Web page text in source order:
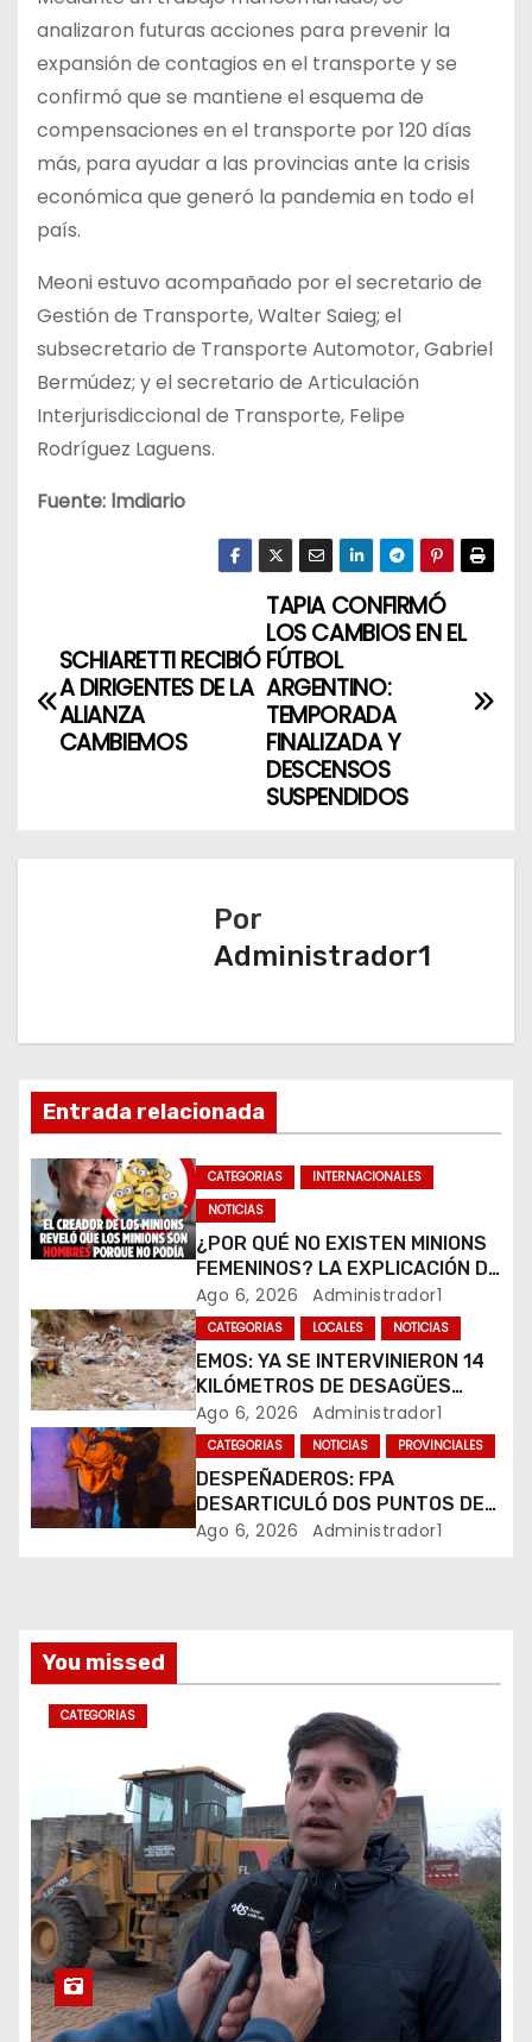
analizaron futuras acciones para prevenir la
expansión de contagios en el transporte y se
confirmó que se mantiene el esquema de
compensaciones en el transporte por 120 días
más, para ayudar a las provincias ante la crisis
económica que generó la pandemia en todo el
país.
Meoni estuvo acompañado por el secretario de
Gestión de Transporte, Walter Saieg; el
subsecretario de Transporte Automotor, Gabriel
Bermúdez; y el secretario de Articulación
Interjurisdiccional de Transporte, Felipe
Rodríguez Laguens.
Fuente: lmdiario
v
a
d
e
e
n
t
r
a
d
a
TAPIA CONFIRMÓ
LOS CAMBIOS EN EL
FÚTBOL
ARGENTINO:
TEMPORADA
FINALIZADA Y
DESCENSOS
SUSPENDIDOS
SCHIARETTI RECIBIÓ
A DIRIGENTES DE LA
ALIANZA
CAMBIEMOS
Por
Administrador1
Entrada relacionada
CATEGORIAS
INTERNACIONALES
NOTICIAS
¿POR QUÉ NO EXISTEN MINIONS
FEMENINOS? LA EXPLICACIÓN DE
SU CREADOR QUE VOLVIÓ A
VIRALIZARSE
Ago 6, 2026 Administrador1
CATEGORIAS LOCALES NOTICIAS
EMOS: YA SE INTERVINIERON 14
KILÓMETROS DE DESAGÜES
PLUVIALES
Ago 6, 2026 Administrador1
CATEGORIAS NOTICIAS PROVINCIALES
DESPEÑADEROS: FPA
DESARTICULÓ DOS PUNTOS DE
VENTA DE DROGAS. TRES
Ago 6, 2026 Administrador1
You missed
CATEGORIAS